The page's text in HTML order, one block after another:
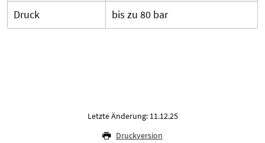
Druck
bis zu 80 bar
Letzte Änderung: 11.12.25
Druckversion